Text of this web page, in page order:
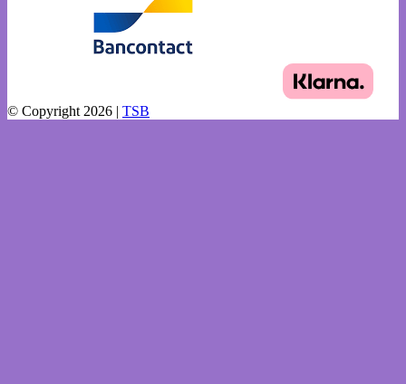
© Copyright 2026 | TSB